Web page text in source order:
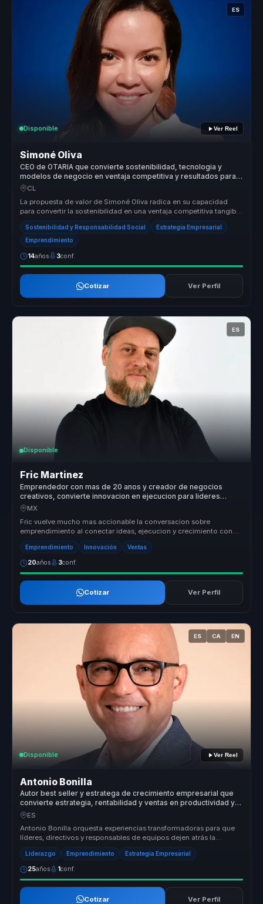
ES
Disponible Ver Reel
Simoné Oliva
CEO de OTARIA que convierte sostenibilidad, tecnologia y
modelos de negocio en ventaja competitiva y resultados para
empresas.
CL
La propuesta de valor de Simoné Oliva radica en su capacidad
para convertir la sostenibilidad en una ventaja competitiva tangible
para la...
Sostenibilidad y Responsabilidad Social Estrategia Empresarial
Emprendimiento
14años 3conf.
Cotizar Ver Perfil
ES
Disponible
Fric Martinez
Emprendedor con mas de 20 anos y creador de negocios
creativos, convierte innovacion en ejecucion para lideres
empresariales.
MX
Fric vuelve mucho mas accionable la conversacion sobre
emprendimiento al conectar ideas, ejecucion y crecimiento con
decisiones claras de...
Emprendimiento Innovación Ventas
20años 3conf.
Cotizar Ver Perfil
ES CA EN
Disponible Ver Reel
Antonio Bonilla
Autor best seller y estratega de crecimiento empresarial que
convierte estrategia, rentabilidad y ventas en productividad y
expansión para empresas.
ES
Antonio Bonilla orquesta experiencias transformadoras para que
líderes, directivos y responsables de equipos dejen atrás la
desalineación...
Liderazgo Emprendimiento Estrategia Empresarial
25años 1conf.
Cotizar Ver Perfil